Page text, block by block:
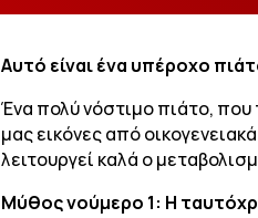
Αυτό είναι ένα υπέροχο
Ένα πολύ νόστιμο πιάτο, που
μας εικόνες από
λειτουργεί καλά ο
Μύθος νούμερο 1: Η